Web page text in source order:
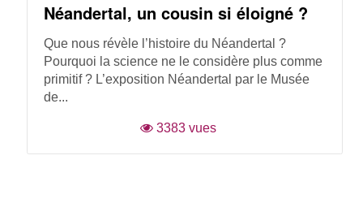
Néandertal, un cousin si éloigné ?
Que nous révèle l’histoire du Néandertal ?
Pourquoi la science ne le considère plus comme
primitif ? L’exposition Néandertal par le Musée
de...
3383 vues